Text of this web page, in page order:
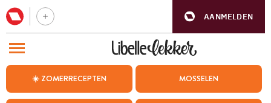
AANMELDEN
☀️ ZOMERRECEPTEN MOSSELEN
BEZOEK ONZE ANDERE WEBSITES